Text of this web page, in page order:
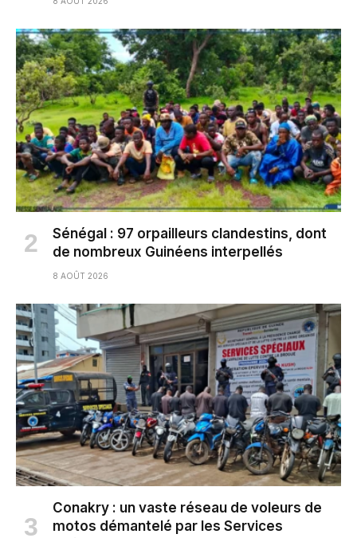
Sénégal : 97 orpailleurs clandestins, dont
de nombreux Guinéens interpellés
8 AOÛT 2026
Conakry : un vaste réseau de voleurs de
motos démantelé par les Services